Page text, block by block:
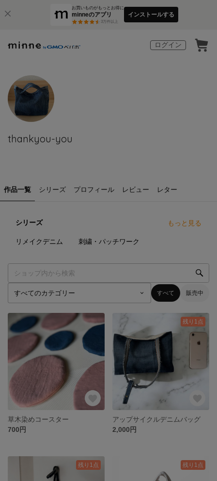
お買いものがもっとお得に
minneのアプリ
3万件以上
インストールする
ログイン
thankyou-you
作品一覧 シリーズ プロフィール レビュー レター
シリーズ もっと見る
リメイクデニム 刺繍・パッチワーク
すべて 販売中
草木染めコースター
700円
残り1点
アップサイクルデニムバッグ
2,000円
残り1点 残り1点